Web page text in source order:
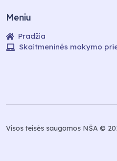
Meniu
Pradžia
Skaitmeninės mokymo
Visos teisės saugomos NŠA ©